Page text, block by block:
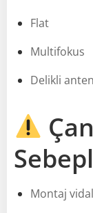
Flat
Multifokus
Delikli anten
Montaj